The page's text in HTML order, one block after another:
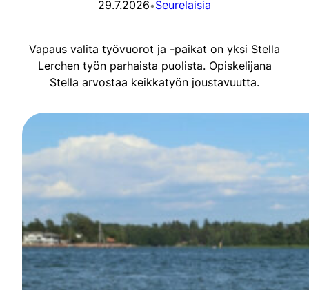
29.7.2026•Seurelaisia
Vapaus valita työvuorot ja -paikat on yksi Stella
Lerchen työn parhaista puolista. Opiskelijana
Stella arvostaa keikkatyön joustavuutta.